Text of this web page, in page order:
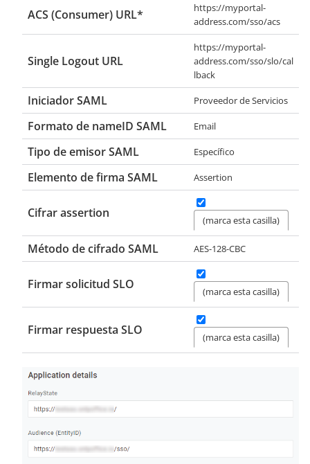
ACS (Consumer) URL*
https://myportal-
address.com/sso/acs
Single Logout URL
https://myportal-
address.com/sso/slo/cal
lback
Iniciador SAML Proveedor de Servicios
Formato de nameID SAML Email
Tipo de emisor SAML Específico
Elemento de firma SAML Assertion
Cifrar assertion (marca esta casilla)
Método de cifrado SAML AES-128-CBC
Firmar solicitud SLO (marca esta casilla)
Firmar respuesta SLO (marca esta casilla)